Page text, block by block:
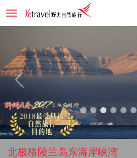
Toggle
北极格陵兰岛东海岸峡湾